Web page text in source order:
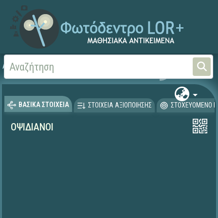
Αρχική Μαθητικές Δημιουργίες
ΒΑΣΙΚΑ ΣΤΟΙΧΕΙΑ ΣΤΟΙΧΕΙΑ ΑΞΙΟΠΟΙΗΣΗΣ ΣΤΟΧΕΥΟΜΕΝΟ
ΟΨΙΔΙΑΝΟΙ